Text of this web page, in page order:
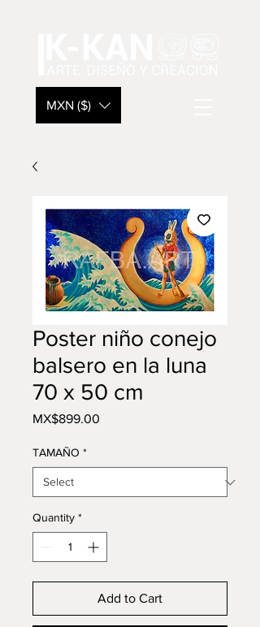
MXN ($)
Poster niño conejo
balsero en la luna
70 x 50 cm
MX$899.00
TAMAÑO *
Quantity *
Add to Cart